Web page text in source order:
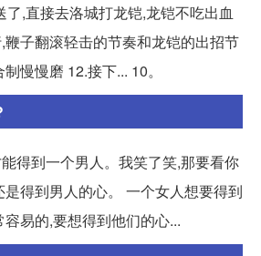
,直接去洛城打龙铠,龙铠不吃出血
鞭子翻滚轻击的节奏和龙铠的出招节
慢慢磨 12.接下... 10。
得到一个男人。我笑了笑,那要看你
得到男人的心。 一个女人想要得到
易的,要想得到他们的心...